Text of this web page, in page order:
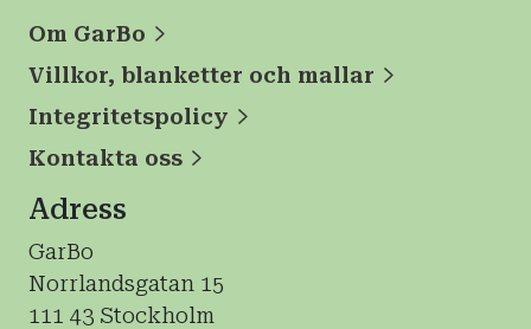
Om GarBo
Villkor, blanketter och mallar
Integritetspolicy
Kontakta oss
Adress
GarBo
Norrlandsgatan 15
111 43 Stockholm